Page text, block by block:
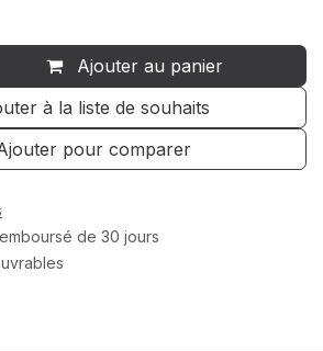
Ajouter au panier
pour comparer
à la liste de souhaits
de 30 jours